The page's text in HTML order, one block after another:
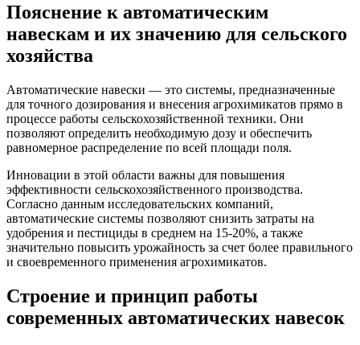
Пояснение к автоматическим
навескам и их значению для сельского
хозяйства
Автоматические навески — это системы, предназначенные
для точного дозирования и внесения агрохимикатов прямо в
процессе работы сельскохозяйственной техники. Они
позволяют определить необходимую дозу и обеспечить
равномерное распределение по всей площади поля.
Инновации в этой области важны для повышения
эффективности сельскохозяйственного производства.
Согласно данным исследовательских компаний,
автоматические системы позволяют снизить затраты на
удобрения и пестициды в среднем на 15-20%, а также
значительно повысить урожайность за счет более правильного
и своевременного применения агрохимикатов.
Строение и принцип работы
современных автоматических навесок